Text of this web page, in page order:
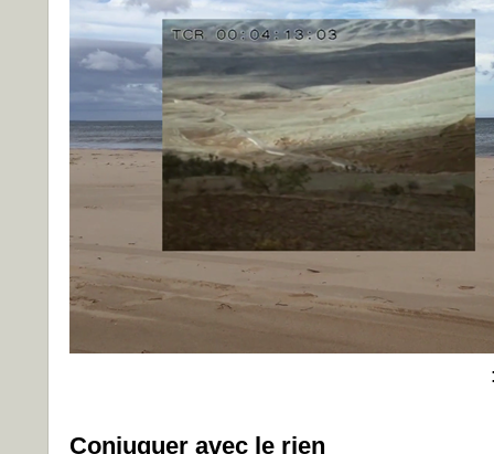
Conjuguer avec le rien